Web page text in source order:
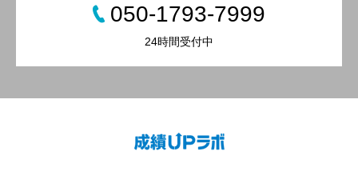
050-1793-7999
24時間受付中